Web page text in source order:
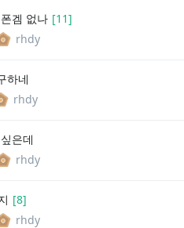
겜 없나 [11]
rhdy
하네
rhdy
은데
rhdy
[8]
rhdy